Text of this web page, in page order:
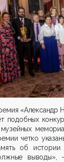
«Александр
подобных
четко
об истории
выводы»,